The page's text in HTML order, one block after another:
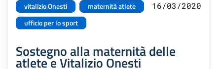
vitalizio Onesti
maternità atlete
ufficio per lo sport
16/03/2020
Sostegno alla maternità delle
atlete e Vitalizio Onesti